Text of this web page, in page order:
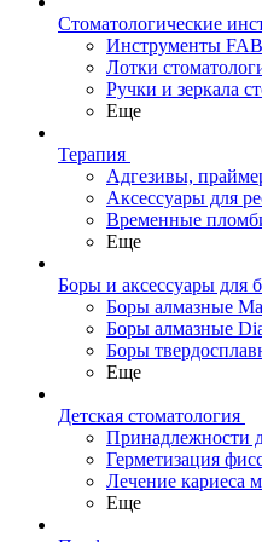
Стоматологические
Инструменты
Лотки
Ручки и зеркала
Еще
Терапия
Адгезивы,
Аксессуары для
Временные
Еще
Боры и аксессуары для
Боры алмазные
Боры алмазные
Боры
Еще
Детская стоматология
Принадлежности
Герметизация
Лечение кариеса
Еще